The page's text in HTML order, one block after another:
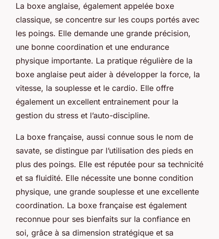
La boxe anglaise, également appelée boxe
classique, se concentre sur les coups portés avec
les poings. Elle demande une grande précision,
une bonne coordination et une endurance
physique importante. La pratique régulière de la
boxe anglaise peut aider à développer la force, la
vitesse, la souplesse et le cardio. Elle offre
également un excellent entrainement pour la
gestion du stress et l’auto-discipline.
La boxe française, aussi connue sous le nom de
savate, se distingue par l’utilisation des pieds en
plus des poings. Elle est réputée pour sa technicité
et sa fluidité. Elle nécessite une bonne condition
physique, une grande souplesse et une excellente
coordination. La boxe française est également
reconnue pour ses bienfaits sur la confiance en
soi, grâce à sa dimension stratégique et sa